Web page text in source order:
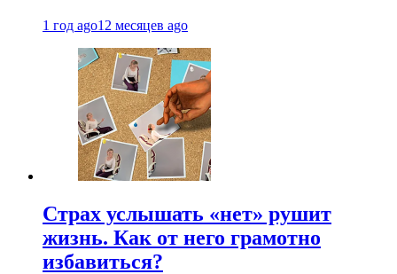
1 год ago12 месяцев ago
Страх услышать «нет» рушит
жизнь. Как от него грамотно
избавиться?